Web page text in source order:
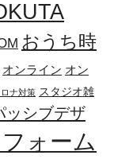
おうち時
オンライン オン
ロナ対策 スタジオ雑
ッシブデザ
フォーム